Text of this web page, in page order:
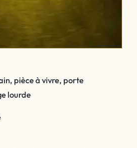
pièce à vivre, porte
lourde